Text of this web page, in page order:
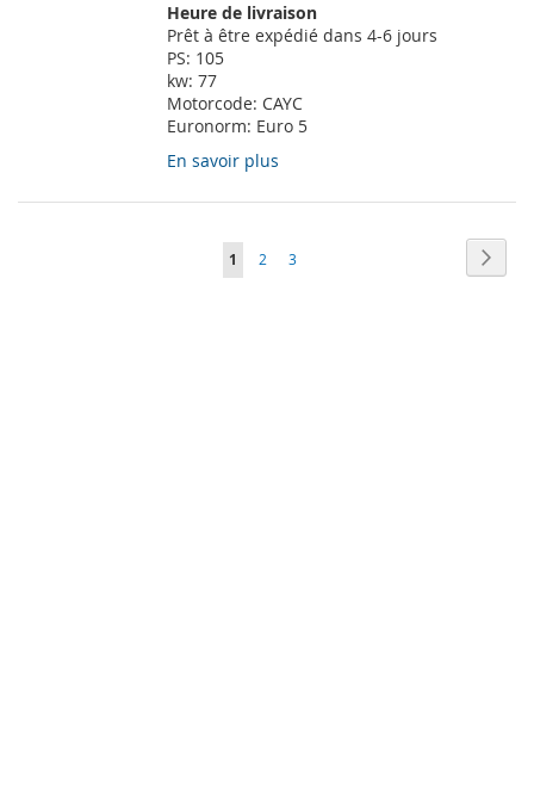
Heure de livraison
Prêt à être expédié dans 4-6 jours
PS: 105
kw: 77
Motorcode: CAYC
Euronorm: Euro 5
En savoir plus
Page
Vous
1 Page
2 Page
3